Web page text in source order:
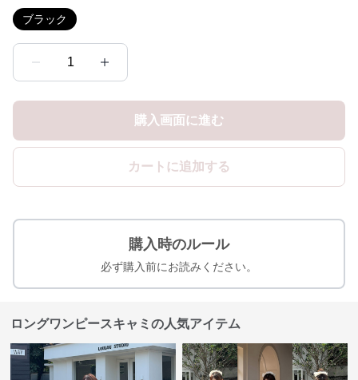
ブラック
1
購入画面に進む
カートに追加する
購入時のルール
必ず購入前にお読みください。
ロングワンピースキャミの人気アイテム